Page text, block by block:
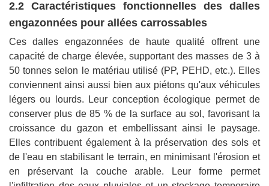
2.2 Caractéristiques fonctionnelles des dalles
engazonnées pour allées carrossables
Ces dalles engazonnées de haute qualité offrent une
capacité de charge élevée, supportant des masses de 3 à
50 tonnes selon le matériau utilisé (PP, PEHD, etc.). Elles
conviennent ainsi aussi bien aux piétons qu'aux véhicules
légers ou lourds. Leur conception écologique permet de
conserver plus de 85 % de la surface au sol, favorisant la
croissance du gazon et embellissant ainsi le paysage.
Elles contribuent également à la préservation des sols et
de l'eau en stabilisant le terrain, en minimisant l'érosion et
en préservant la couche arable. Leur forme permet